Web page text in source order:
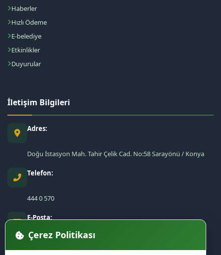
Haberler
Hızlı Ödeme
E-belediye
Etkinlikler
Duyurular
İletişim Bilgileri
Adres:
Doğu İstasyon Mah. Tahir Çelik Cad. No:58 Sarayönü / Konya
Telefon:
444 0 570
E-Posta:
sarayonu@sarayonu.bel.tr
Çerez Politikası